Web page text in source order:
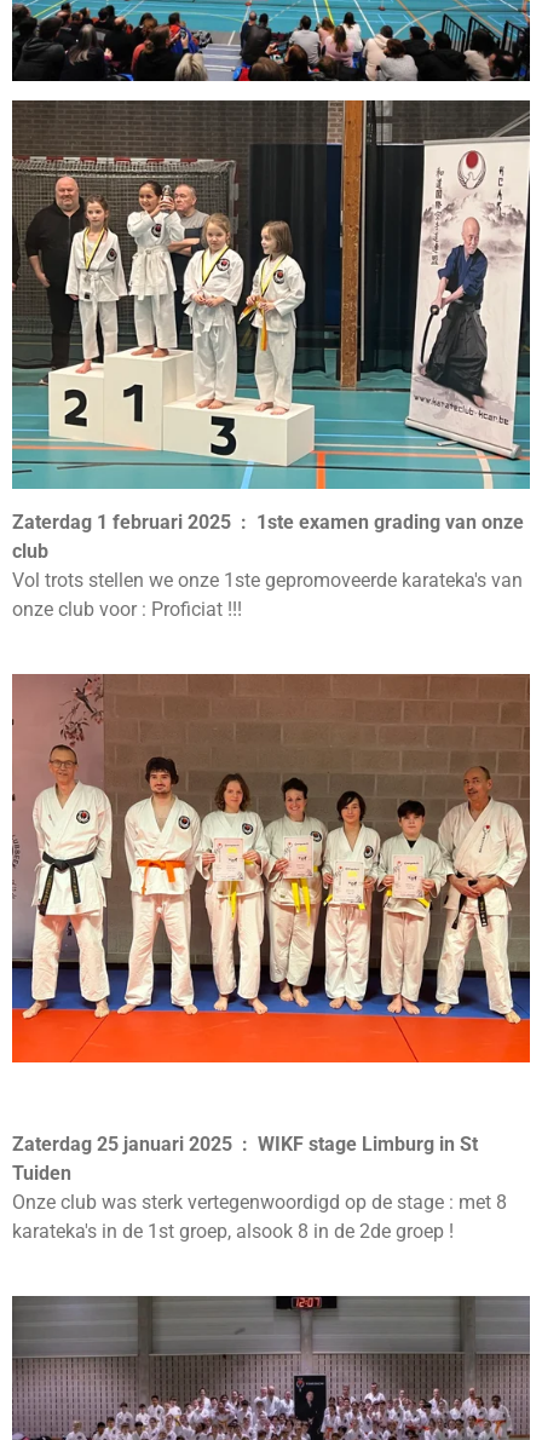
Zaterdag 1 februari 2025 : 1ste examen grading van onze
club
Vol trots stellen we onze 1ste gepromoveerde karateka's van
onze club voor : Proficiat !!!
Zaterdag 25 januari 2025 : WIKF stage Limburg in St
Tuiden
Onze club was sterk vertegenwoordigd op de stage : met 8
karateka's in de 1st groep, alsook 8 in de 2de groep !